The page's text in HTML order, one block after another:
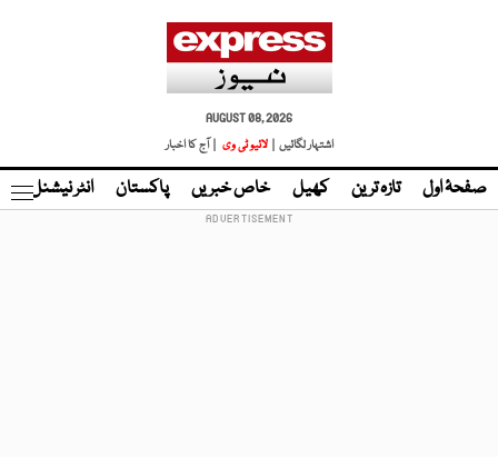
AUGUST 08, 2026
اشتہار لگائیں |
لائیو ٹی وی | آج کا اخبار
صفحۂ اول تازہ ترین کھیل خاص خبریں پاکستان انٹر نیشنل